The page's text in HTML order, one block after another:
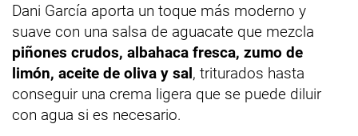
Dani García aporta un toque más moderno y
suave con una salsa de aguacate que mezcla
piñones crudos, albahaca fresca, zumo de
limón, aceite de oliva y sal, triturados hasta
conseguir una crema ligera que se puede diluir
con agua si es necesario.